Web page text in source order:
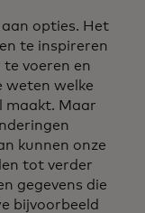
opties. Het
te inspireren
voeren en
weten welke
maakt. Maar
kunnen onze
tot verder
gegevens die
bijvoorbeeld